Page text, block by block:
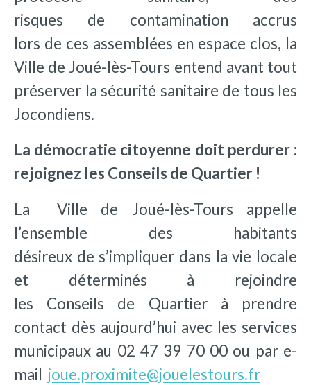
risques de contamination accrus
lors de ces assemblées en espace clos, la
Ville de Joué-lès-Tours entend avant tout
préserver la sécurité sanitaire de tous les
Jocondiens.
La démocratie citoyenne doit perdurer :
rejoignez les Conseils de Quartier !
La Ville de Joué-lès-Tours appelle
l’ensemble des habitants
désireux de s’impliquer dans la vie locale
et déterminés à rejoindre
les Conseils de Quartier à prendre
contact dès aujourd’hui avec les services
municipaux au 02 47 39 70 00 ou par e-
mail joue.proximite@jouelestours.fr